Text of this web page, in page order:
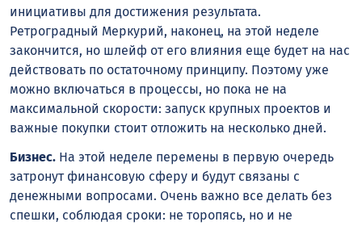
инициативы для достижения результата.
Ретроградный Меркурий, наконец, на этой неделе
закончится, но шлейф от его влияния еще будет на нас
действовать по остаточному принципу. Поэтому уже
можно включаться в процессы, но пока не на
максимальной скорости: запуск крупных проектов и
важные покупки стоит отложить на несколько дней.
Бизнес. На этой неделе перемены в первую очередь
затронут финансовую сферу и будут связаны с
денежными вопросами. Очень важно все делать без
спешки, соблюдая сроки: не торопясь, но и не